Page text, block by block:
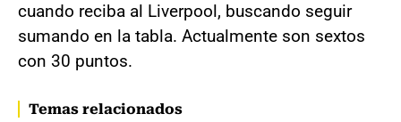
cuando reciba al Liverpool, buscando seguir
sumando en la tabla. Actualmente son sextos
con 30 puntos.
Temas relacionados